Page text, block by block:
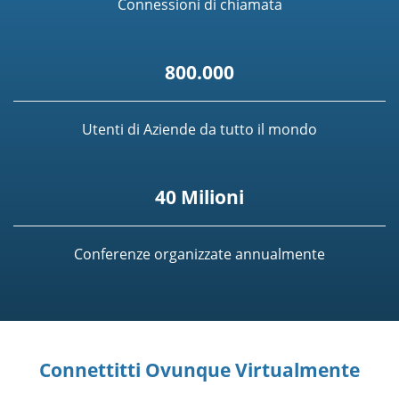
Connessioni di chiamata
800.000
Utenti di Aziende da tutto il mondo
40 Milioni
Conferenze organizzate annualmente
Connettitti Ovunque Virtualmente